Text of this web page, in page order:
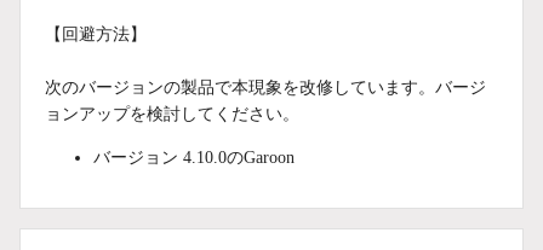
【回避方法】
次のバージョンの製品で本現象を改修しています。バージ
ョンアップを検討してください。
バージョン 4.10.0のGaroon